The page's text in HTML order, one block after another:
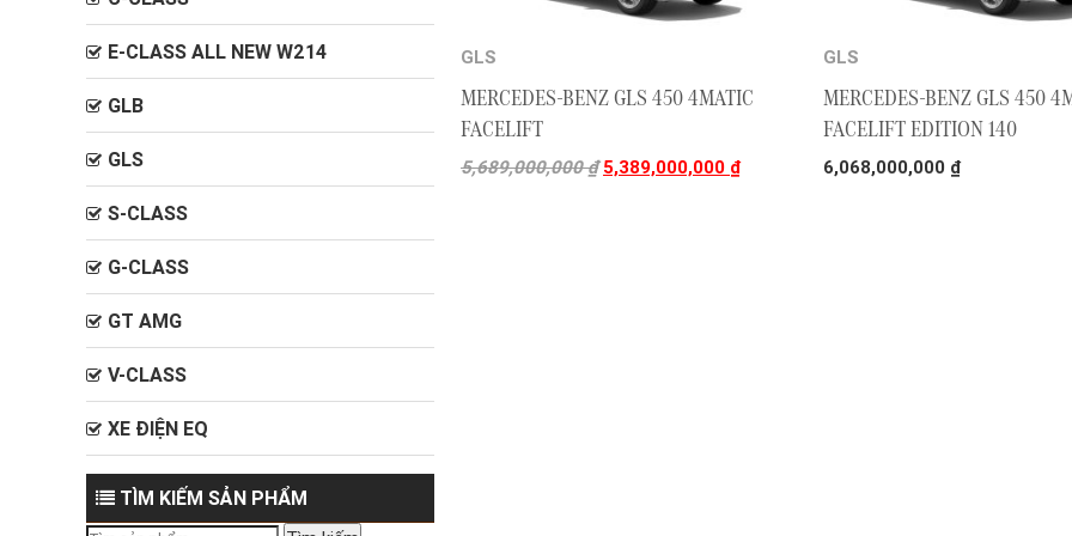
GLS
MERCEDES-BENZ GLS 450 4MATIC
FACELIFT
5,689,000,000₫ 5,389,000,000 ₫
GLS
MERCEDES-BENZ GLS 450
FACELIFT EDITION 140
6,068,000,000 ₫
E-CLASS ALL NEW W214
GLB
GLS
S-CLASS
G-CLASS
GT AMG
V-CLASS
XE ĐIỆN EQ
TÌM KIẾM SẢN PHẨM